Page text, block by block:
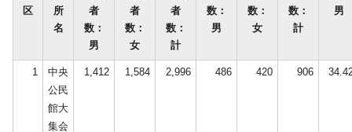
区
所
名
者
数：
男
者
数：
女
者
数：
計
数：
男
数：
女
数：
計
男
1
中央
公民
館大
集会
1,412 1,584 2,996 486 420 906